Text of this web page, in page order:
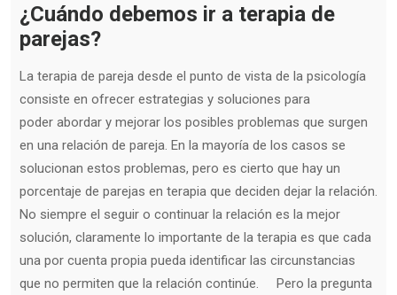
¿Cuándo debemos ir a terapia de
parejas?
La terapia de pareja desde el punto de vista de la psicología
consiste en ofrecer estrategias y soluciones para
poder abordar y mejorar los posibles problemas que surgen
en una relación de pareja. En la mayoría de los casos se
solucionan estos problemas, pero es cierto que hay un
porcentaje de parejas en terapia que deciden dejar la relación.
No siempre el seguir o continuar la relación es la mejor
solución, claramente lo importante de la terapia es que cada
una por cuenta propia pueda identificar las circunstancias
que no permiten que la relación continúe. Pero la pregunta